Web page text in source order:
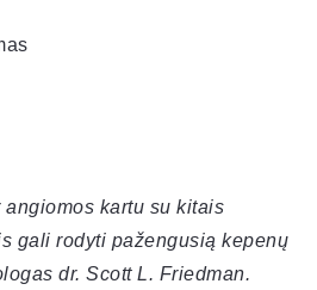
kartu su kitais
gali rodyti pažengusią kepenų
dr. Scott L. Friedman.